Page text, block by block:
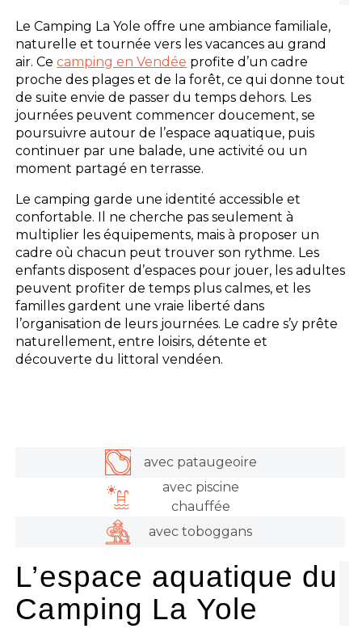
Le Camping La Yole offre une ambiance familiale,
naturelle et tournée vers les vacances au grand
air. Cecamping en Vendée profite d’un cadre
proche des plages et de la forêt, ce qui donne tout
de suite envie de passer du temps dehors. Les
journées peuvent commencer doucement, se
poursuivre autour de l’espace aquatique, puis
continuer par une balade, une activité ou un
moment partagé en terrasse.
Le camping garde une identité accessible et
confortable. Il ne cherche pas seulement à
multiplier les équipements, mais à proposer un
cadre où chacun peut trouver son rythme. Les
enfants disposent d’espaces pour jouer, les adultes
peuvent profiter de temps plus calmes, et les
familles gardent une vraie liberté dans
l’organisation de leurs journées. Le cadre s’y prête
naturellement, entre loisirs, détente et
découverte du littoral vendéen.
avec pataugeoire
avec piscine
chauffée
avec toboggans
L’espace aquatique du
Camping La Yole